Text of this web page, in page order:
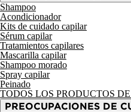
Shampoo
Acondicionador
Kits de cuidado capilar
Sérum capilar
Tratamientos capilares
Mascarilla capilar
Shampoo morado
Spray capilar
Peinado
TODOS LOS PRODUCTOS
PREOCUPACIONES DE